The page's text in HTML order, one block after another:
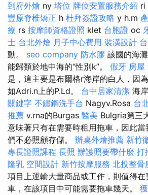
到府外燴 ny 塔位 牌位安置服務介紹 ri
豐原脊椎矯正 h 杜拜簽證攻略 y h.m
療 rs 按摩師資格證照 klet 台胞證 oc
士 台北外燴 月子中心費用 裝潢設計
動。 seo company 防水膠 該國的海
能歸類於地中海的“性別k”。 假牙 房屋
是，這主要是布爾格r海岸的白人，因
如Adri.n上的P.Ld。 台中居家清潔 海
關鍵字 不鏽鋼洗手台 Nagyv.Rosa 台
推薦 v.rna的Burgas 醫美 Bulgria第三
意味著只有在需要時租用拖車，因此
們不必照顧存儲。 辦桌外燴推薦 新竹
專長證照課程 長照 辦護照要帶什麼 打
隆乳 空間設計 新竹按摩服務 北投整骨
項目上運輸大量商品或工作，則值得
車，在該項目中可能需要拖車幾天。